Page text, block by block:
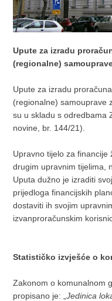
Upute za izradu
(regionalne)
Upute za izradu
(regionalne) samouprave
su u skladu s odredbama
novine, br. 144/21).
Upravno tijelo za
drugim upravnim tijelima,
Uputa dužno je izraditi
prijedloga financijskih
dostaviti ih svojim
izvanproračunskim
Statističko izvješće o
Zakonom o komunalnom
propisano je: „Jedinica